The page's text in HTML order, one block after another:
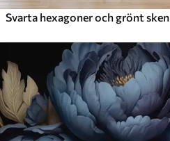
Svarta hexagoner och grönt sken